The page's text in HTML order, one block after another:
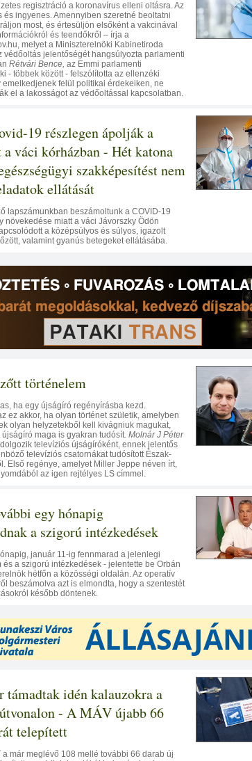
regisztráció a koronavírus elleni oltásra. Az
és ingyenes. Amennyiben szeretné beoltatni
most, és értesüljön elsőként a vakcinával
és teendőkről – írja a
melyet a Miniszterelnöki Kabinetiroda
védőoltás jelentőségét hangsúlyozta parlamenti
Rétvári Bence, az Emmi parlamenti
- többek között - felszólította az ellenzéki
emelkedjenek felül politikai érdekeiken, ne
el a lakosságot az védőoltással kapcsolatban.
19 részlegen ápolják a
a váci kórházban - Hét katona
szakképesítést nem
ellátását
lapszámunkban beszámoltunk a COVID-19
növekedése miatt a váci Jávorszky Ödön
a középsúlyos és súlyos, igazolt
valamint gyanús betegeket ellátásába.
történelem
ha egy újságíró regényírásba kezd.
ez akkor, ha olyan történet születik, amelyben
olyan helyzetekből kell kivágniuk magukat,
maga is gyakran tudósít. Molnár J Péter
televíziós újságíróként, ennek jelentős
televíziós csatornákat tudósított Észak-
Első regénye, amelyet Miller Jeppe néven írt,
az igen rejtélyes LS címmel.
egy hónapig
a szigorú intézkedések
január 11-ig fennmarad a jelenlegi
és a szigorú intézkedések - jelentette be Orbán
hétfőn a közösségi oldalán. Az operatív
beszámolva azt is elmondta, hogy a szentestét
később döntenek.
támadtak idén kalauzokra a
- A MÁV újabb 66
telepített
a már meglévő 108 mellé további 66 darab új